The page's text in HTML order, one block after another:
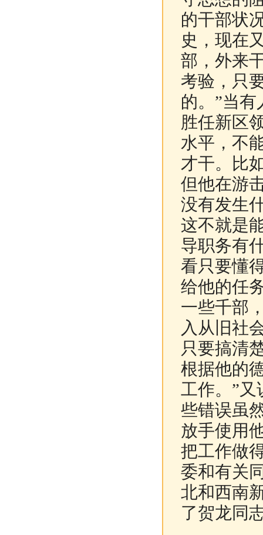
的干部状
史，现在
部，外来
考验，只
的。”当
胜任新区
水平，不
才干。比
但他在游
没有发生
这不就是
导职务有
看只要懂
给他的任
一些千部
入从旧社
只要搞清
根据他的
工作。”又
些错误虽
放手使用
把工作做
委和有关
北和西南
了贺龙同